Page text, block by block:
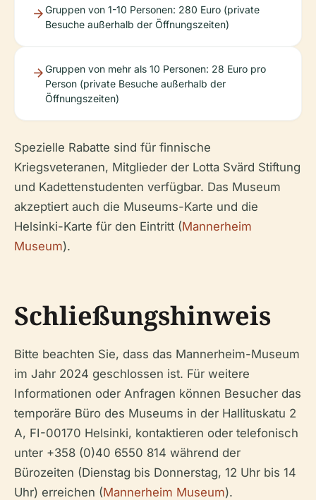
Gruppen von 1-10 Personen: 280 Euro (private
Besuche außerhalb der Öffnungszeiten)
Gruppen von mehr als 10 Personen: 28 Euro pro
Person (private Besuche außerhalb der
Öffnungszeiten)
Spezielle Rabatte sind für finnische
Kriegsveteranen, Mitglieder der Lotta Svärd Stiftung
und Kadettenstudenten verfügbar. Das Museum
akzeptiert auch die Museums-Karte und die
Helsinki-Karte für den Eintritt (Mannerheim
Museum).
Schließungshinweis
Bitte beachten Sie, dass das Mannerheim-Museum
im Jahr 2024 geschlossen ist. Für weitere
Informationen oder Anfragen können Besucher das
temporäre Büro des Museums in der Hallituskatu 2
A, FI-00170 Helsinki, kontaktieren oder telefonisch
unter +358 (0)40 6550 814 während der
Bürozeiten (Dienstag bis Donnerstag, 12 Uhr bis 14
Uhr) erreichen (Mannerheim Museum).